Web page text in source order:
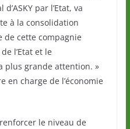
par l’Etat, va
à la consolidation
cette compagnie
l’Etat et le
plus grande attention. »
en charge de l’économie
le niveau de